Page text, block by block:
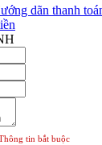
dãn thanh
tin bắt buộc